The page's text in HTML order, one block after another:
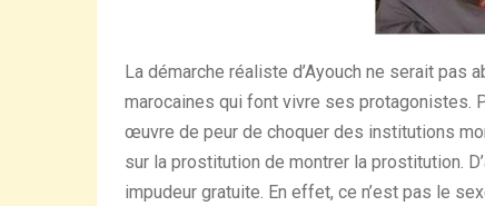
La démarche réaliste d’Ayouch ne serait pas
marocaines qui font vivre ses protagonistes.
œuvre de peur de choquer des institutions
sur la prostitution de montrer la prostitution.
impudeur gratuite. En effet, ce n’est pas le